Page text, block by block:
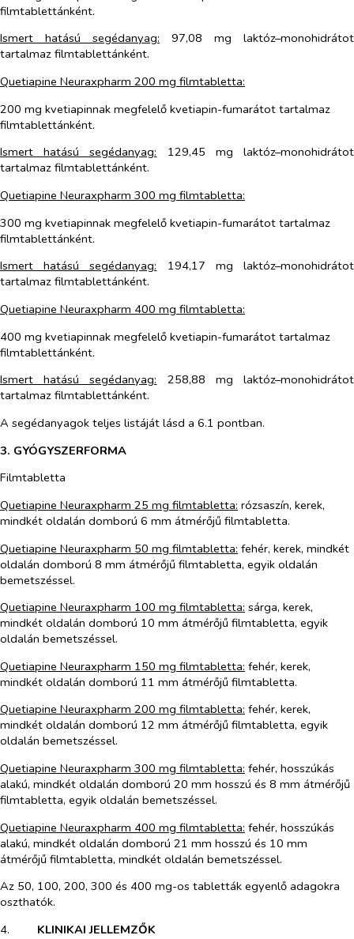
filmtablettánként.
Ismert hatású segédanyag: 97,08 mg laktóz–monohidrátot
tartalmaz filmtablettánként.
Quetiapine Neuraxpharm 200 mg filmtabletta:
200 mg kvetiapinnak megfelelő kvetiapin-fumarátot tartalmaz
filmtablettánként.
Ismert hatású segédanyag: 129,45 mg laktóz–monohidrátot
tartalmaz filmtablettánként.
Quetiapine Neuraxpharm 300 mg filmtabletta:
300 mg kvetiapinnak megfelelő kvetiapin-fumarátot tartalmaz
filmtablettánként.
Ismert hatású segédanyag: 194,17 mg laktóz–monohidrátot
tartalmaz filmtablettánként.
Quetiapine Neuraxpharm 400 mg filmtabletta:
400 mg kvetiapinnak megfelelő kvetiapin-fumarátot tartalmaz
filmtablettánként.
Ismert hatású segédanyag: 258,88 mg laktóz–monohidrátot
tartalmaz filmtablettánként.
A segédanyagok teljes listáját lásd a 6.1 pontban.
3. GYÓGYSZERFORMA
Filmtabletta
Quetiapine Neuraxpharm 25 mg filmtabletta: rózsaszín, kerek,
mindkét oldalán domború 6 mm átmérőjű filmtabletta.
Quetiapine Neuraxpharm 50 mg filmtabletta: fehér, kerek, mindkét
oldalán domború 8 mm átmérőjű filmtabletta, egyik oldalán
bemetszéssel.
Quetiapine Neuraxpharm 100 mg filmtabletta: sárga, kerek,
mindkét oldalán domború 10 mm átmérőjű filmtabletta, egyik
oldalán bemetszéssel.
Quetiapine Neuraxpharm 150 mg filmtabletta: fehér, kerek,
mindkét oldalán domború 11 mm átmérőjű filmtabletta.
Quetiapine Neuraxpharm 200 mg filmtabletta: fehér, kerek,
mindkét oldalán domború 12 mm átmérőjű filmtabletta, egyik
oldalán bemetszéssel.
Quetiapine Neuraxpharm 300 mg filmtabletta: fehér, hosszúkás
alakú, mindkét oldalán domború 20 mm hosszú és 8 mm átmérőjű
filmtabletta, egyik oldalán bemetszéssel.
Quetiapine Neuraxpharm 400 mg filmtabletta: fehér, hosszúkás
alakú, mindkét oldalán domború 21 mm hosszú és 10 mm
átmérőjű filmtabletta, mindkét oldalán bemetszéssel.
Az 50, 100, 200, 300 és 400 mg-os tabletták egyenlő adagokra
oszthatók.
4.​
KLINIKAI JELLEMZŐK